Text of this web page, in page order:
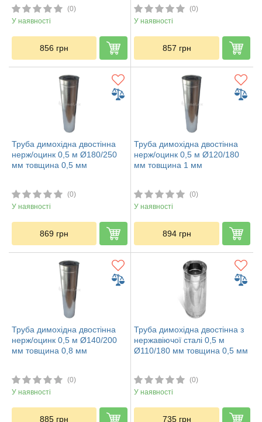
(0)
У наявності
856 грн
(0)
У наявності
857 грн
Труба димохідна двостінна
нерж/оцинк 0,5 м Ø180/250
мм товщина 0,5 мм
(0)
У наявності
869 грн
Труба димохідна двостінна
нерж/оцинк 0,5 м Ø120/180
мм товщина 1 мм
(0)
У наявності
894 грн
Труба димохідна двостінна
нерж/оцинк 0,5 м Ø140/200
мм товщина 0,8 мм
(0)
У наявності
885 грн
Труба димохідна двостінна з
нержавіючої сталі 0,5 м
Ø110/180 мм товщина 0,5 мм
(0)
У наявності
735 грн